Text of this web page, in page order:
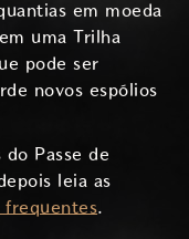
em moeda
uma Trilha
pode ser
novos espólios
do Passe de
leia as
frequentes.